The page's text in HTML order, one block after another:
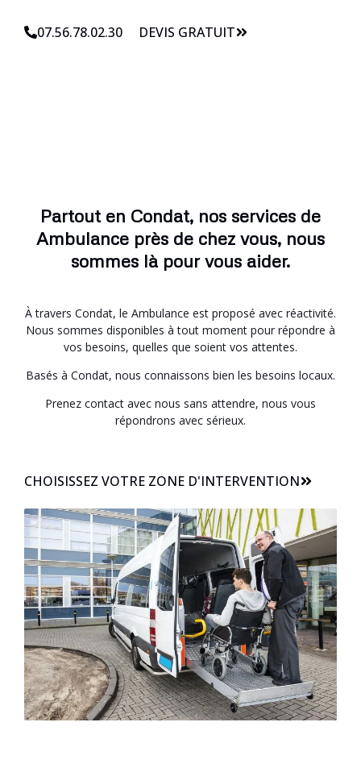
07.56.78.02.30 DEVIS GRATUIT
Partout en Condat, nos services de
Ambulance près de chez vous, nous
sommes là pour vous aider.
À travers Condat, le Ambulance est proposé avec réactivité.
Nous sommes disponibles à tout moment pour répondre à
vos besoins, quelles que soient vos attentes.
Basés à Condat, nous connaissons bien les besoins locaux.
Prenez contact avec nous sans attendre, nous vous
répondrons avec sérieux.
CHOISISSEZ VOTRE ZONE D'INTERVENTION